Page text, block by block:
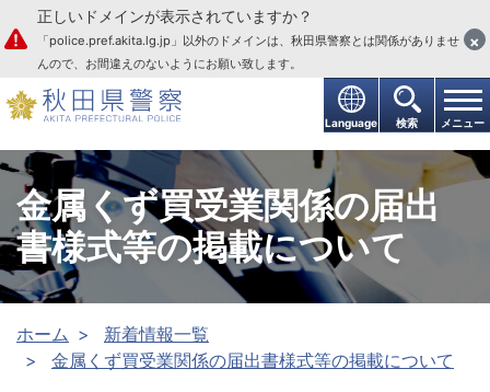
本文へ
Language 検索 メニュー
正しいドメインが表示されていますか？
「police.pref.akita.lg.jp」以外のドメインは、秋田県警察とは関係がありませ
んので、お間違えのないようにお願い致します。
×
金属くず買受業関係の届出
書様式等の掲載について
ホーム
新着情報一覧
金属くず買受業関係の届出書様式等の掲載について